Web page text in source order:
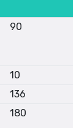
90
10
136
180